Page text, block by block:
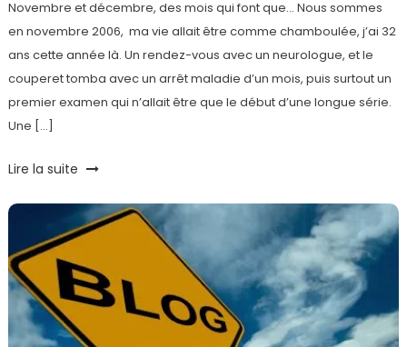
Novembre et décembre, des mois qui font que… Nous sommes
en novembre 2006, ma vie allait être comme chamboulée, j’ai 32
ans cette année là. Un rendez-vous avec un neurologue, et le
couperet tomba avec un arrêt maladie d’un mois, puis surtout un
premier examen qui n’allait être que le début d’une longue série.
Une […]
Tagged
Médecine,
Neurosarcoidose
Pitié
Salpétrière,
Salpétrière,
Sarcoïdose
Lire la suite